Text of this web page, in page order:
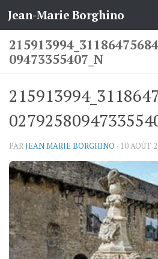
Skip to content
Jean-Marie Borghino
09473355407_N
PARJEAN MARIE BORGHINO · 10 AOÛT